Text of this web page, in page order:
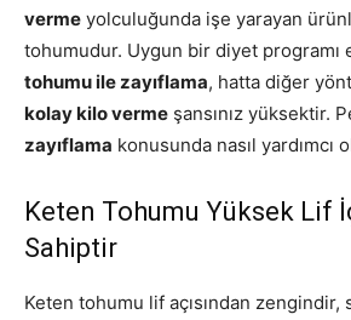
verme yolculuğunda işe yarayan
tohumudur. Uygun bir diyet programı
tohumu ile zayıflama, hatta diğer
kolay kilo verme şansınız yüksektir.
zayıflama konusunda nasıl yardımcı
Keten Tohumu Yüksek Lif
Sahiptir
Keten tohumu lif açısından